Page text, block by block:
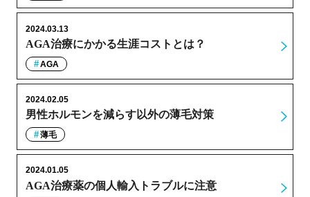
AGA治療にかかる生涯コストとは？
2024.03.13
AGA
男性ホルモンを減らす以外の薄毛対策
2024.02.05
薄毛
AGA治療薬の個人輸入トラブルに注意
2024.01.05